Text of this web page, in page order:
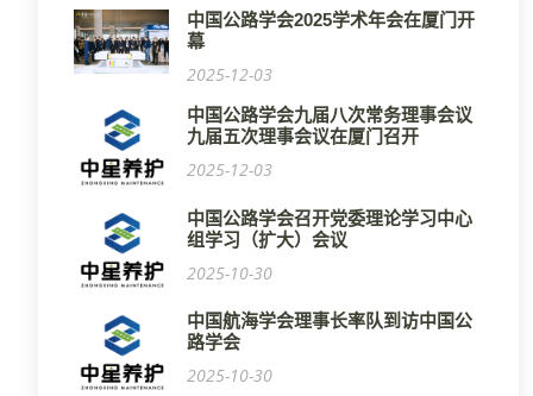
中国公路学会2025学术年会在厦门开
幕
2025-12-03
中国公路学会九届八次常务理事会议
九届五次理事会议在厦门召开
2025-12-03
中国公路学会召开党委理论学习中心
组学习（扩大）会议
2025-10-30
中国航海学会理事长率队到访中国公
路学会
2025-10-30